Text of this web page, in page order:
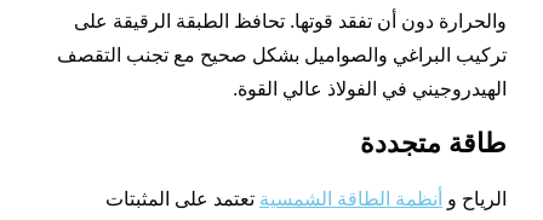
والحرارة دون أن تفقد قوتها. تحافظ الطبقة الرقيقة على
تركيب البراغي والصواميل بشكل صحيح مع تجنب التقصف
الهيدروجيني في الفولاذ عالي القوة.
طاقة متجددة
الرياح و أنظمة الطاقة الشمسية تعتمد على المثبتات